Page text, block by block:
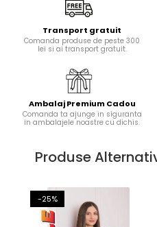
Transport gratuit
Comanda produse de peste 300
lei si ai transport gratuit.
Ambalaj Premium Cadou
Comanda ta ajunge in siguranta
in ambalajele noastre cu dichis.
Produse
-25%